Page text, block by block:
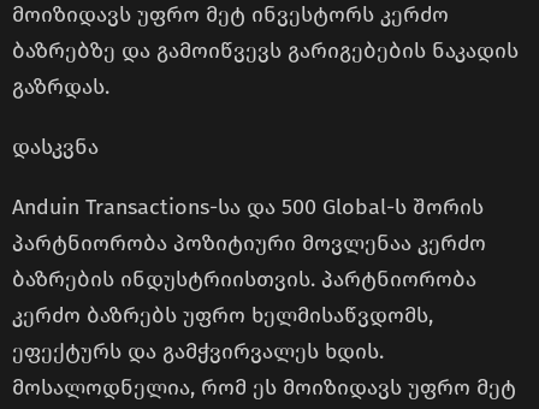
მოიზიდავს უფრო მეტ ინვესტორს კერძო
ბაზრებზე და გამოიწვევს გარიგებების ნაკადის
გაზრდას.
დასკვნა
Anduin Transactions-სა და 500 Global-ს შორის
პარტნიორობა პოზიტიური მოვლენაა კერძო
ბაზრების ინდუსტრიისთვის. პარტნიორობა
კერძო ბაზრებს უფრო ხელმისაწვდომს,
ეფექტურს და გამჭვირვალეს ხდის.
მოსალოდნელია, რომ ეს მოიზიდავს უფრო მეტ